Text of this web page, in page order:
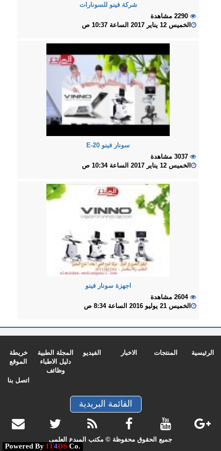
شركة فينو للسونارات
الخميس 12 يناير 2017 الساعة 10:37 ص
سونار فينو E-20
الخميس 12 يناير 2017 الساعة 10:34 ص
اجهزة سونار فينو
2604 مشاهدة
الخميس 21 يوليو 2016 الساعة 8:34 ص
الرئيسية المنتجات الاخبار الفيديو
المجلة الطبية
دليل الاطباء
وظائف
خريطة
الموقع
اتصل بنا
القائمة البريدية
جميع الحقوق محفوظة © مكتب المبدع العلمي
Powered By IT4DS Co.